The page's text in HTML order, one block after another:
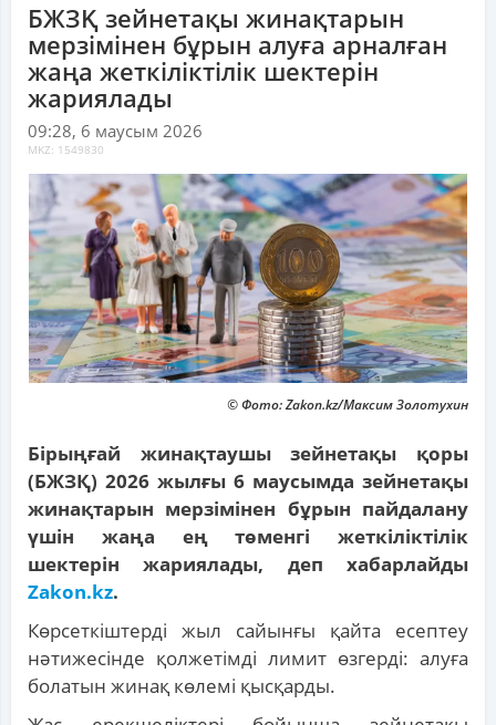
БЖЗҚ зейнетақы жинақтарын
мерзімінен бұрын алуға арналған
жаңа жеткіліктілік шектерін
жариялады
09:28, 6 маусым 2026
MKZ: 1549830
© Фото: Zakon.kz/Максим Золотухин
Бірыңғай жинақтаушы зейнетақы қоры
(БЖЗҚ) 2026 жылғы 6 маусымда зейнетақы
жинақтарын мерзімінен бұрын пайдалану
үшін жаңа ең төменгі жеткіліктілік
шектерін жариялады, деп хабарлайды
Zakon.kz.
Көрсеткіштерді жыл сайынғы қайта есептеу
нәтижесінде қолжетімді лимит өзгерді: алуға
болатын жинақ көлемі қысқарды.